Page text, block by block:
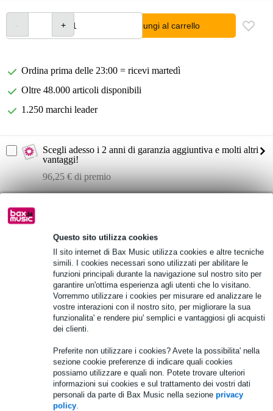
Questo sito utilizza cookies
Il sito internet di Bax Music utilizza cookies e altre tecniche
simili. I cookies necessari sono utilizzati per abilitare le
funzioni principali durante la navigazione sul nostro sito per
garantire un'ottima esperienza agli utenti che lo visitano.
Vorremmo utilizzare i cookies per misurare ed analizzare le
vostre interazioni con il nostro sito, per migliorare la sua
funzionalita' e rendere piu' semplici e vantaggiosi gli acquisti
dei clienti.
Preferite non utilizzare i cookies? Avete la possibilita' nella
sezione cookie preferenze di indicare quali cookies
possiamo utilizzare e quali non. Potete trovare ulteriori
informazioni sui cookies e sul trattamento dei vostri dati
personali da parte di Bax Music nella sezione privacy
policy.
Aggiungi al carrello
Ordina prima delle 23:00 = ricevi martedì
Oltre 48.000 articoli disponibili
1.250 marchi leader
Scegli adesso i 2 anni di garanzia aggiuntiva e molti altri
vantaggi!
96,25 € di premio
Informazioni sul prodotto
Vedi anche (1)